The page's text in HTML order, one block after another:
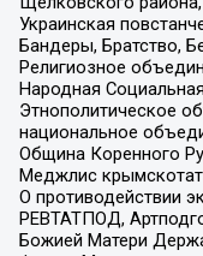
Украинская
Бандеры, Братство,
Религиозное
Народная
Этнополитическое
национальное
Община Коренного
Меджлис
О противодействии
РЕВТАТПОД,
Божией Матери